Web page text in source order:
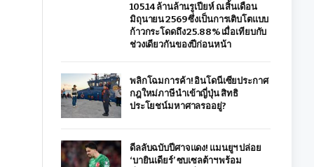
105.14 ล้านล้านรูเปียห์ ณ สิ้นเดือน
มิถุนายน 2569 ซึ่งเป็นการเติบโตแบบ
ก้าวกระโดดถึง 25.88% เมื่อเทียบกับ
ช่วงเดียวกันของปีก่อนหน้า
พลิกโฉมการค้า! อินโดนีเซียประกาศ
กฎใหม่ภาษีนำเข้าญี่ปุ่น สิทธิ
ประโยชน์มหาศาลรออยู่?
ดีลลับฉบับปีศาจแดง! แมนยูฯ ปล่อย
‘บายินเดียร์’ ซบเซลต้าฯ พร้อม